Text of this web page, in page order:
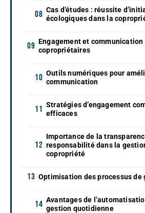
Cas d’études : réussite
écologiques dans la
Engagement et communication
copropriétaires
Outils numériques pour
communication
Stratégies d’engagement
efficaces
Importance de la
responsabilité dans la
copropriété
Optimisation des processus de
Avantages de
gestion quotidienne